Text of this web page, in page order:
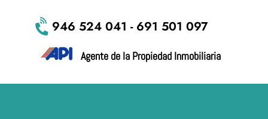
946 524 041 - 691 501 097
Agente de la Propiedad Inmobiliaria